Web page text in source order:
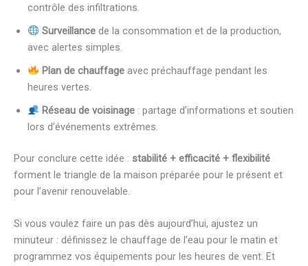
contrôle des infiltrations.
Surveillancede la consommation et de la production,
avec alertes simples.
Plan de chauffageavec préchauffage pendant les
heures vertes.
Réseau de voisinage: partage d’informations et soutien
lors d’événements extrêmes.
Pour conclure cette idée : stabilité + efficacité + flexibilité
forment le triangle de la maison préparée pour le présent et
pour l’avenir renouvelable.
Si vous voulez faire un pas dès aujourd’hui, ajustez un
minuteur : définissez le chauffage de l’eau pour le matin et
programmez vos équipements pour les heures de vent. Et